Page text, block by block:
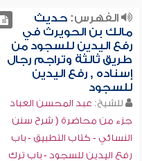
الفهرس:حديث
مالك بن الحويرث في
رفع اليدين للسجود من
طريق ثالثة وتراجم رجال
إسناده , رفع اليدين
للسجود
للشيخ: عبد المحسن العباد
جزء من محاضرة ( شرح سنن
النسائي - كتاب التطبيق - باب
رفع اليدين للسجود - باب ترك